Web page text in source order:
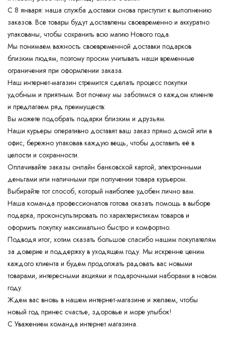
С 8 января: наша служба доставки снова приступит к выполнению
заказов. Все товары будут доставлены своевременно и аккуратно
упакованы, чтобы сохранить всю магию Нового года.
Мы понимаем важность своевременной доставки подарков
близким людям, поэтому просим учитывать наши временные
ограничения при оформлении заказа.
Наш интернет-магазин стремится сделать процесс покупки
удобным и приятным. Вот почему мы заботимся о каждом клиенте
и предлагаем ряд преимуществ:
Вы можете подобрать подарки близким и друзьям.
Наши курьеры оперативно доставят ваш заказ прямо домой или в
офис, бережно упаковав каждую вещь, чтобы доставить её в
целости и сохранности.
Оплачивайте заказы онлайн банковской картой, электронными
деньгами или наличными при получении товара курьером.
Выбирайте тот способ, который наиболее удобен лично вам.
Наша команда профессионалов готова оказать помощь в выборе
подарка, проконсультировать по характеристикам товаров и
оформить покупку максимально быстро и комфортно.
Подводя итог, хотим сказать большое спасибо нашим покупателям
за доверие и поддержку в уходящем году. Мы искренне ценим
каждого клиента и будем продолжать радовать вас новыми
товарами, интересными акциями и подарочными наборами в новом
году.
Ждем вас вновь в нашем интернет-магазине и желаем, чтобы
новый год принес счастье, здоровье и море улыбок!
С Уважением команда интернет магазина.